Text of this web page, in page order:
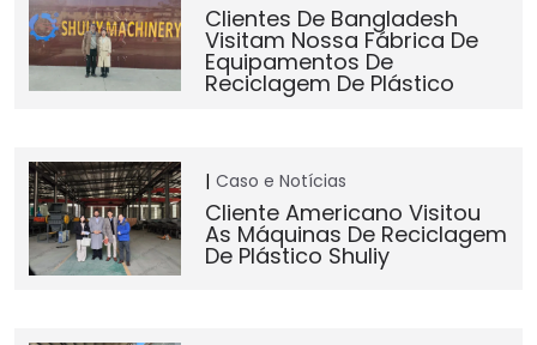
Clientes De Bangladesh
Visitam Nossa Fábrica De
Equipamentos De
Reciclagem De Plástico
Caso e Notícias
Cliente Americano Visitou
As Máquinas De Reciclagem
De Plástico Shuliy